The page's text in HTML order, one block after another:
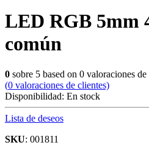
LED RGB 5mm
común
0 sobre 5 based on 0 valoraciones de
(0 valoraciones de clientes)
Disponibilidad: En stock
Lista de deseos
SKU: 001811